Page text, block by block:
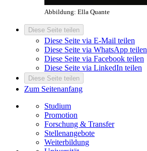
Abbildung: Ella Quante
Diese Seite teilen
Diese Seite via E-Mail teilen
Diese Seite via WhatsApp teilen
Diese Seite via Facebook teilen
Diese Seite via LinkedIn teilen
Diese Seite teilen
Zum Seitenanfang
Studium
Promotion
Forschung & Transfer
Stellenangebote
Weiterbildung